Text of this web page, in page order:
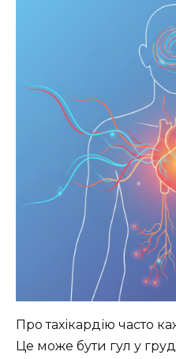
Про тахікардію часто
Це може бути гул у